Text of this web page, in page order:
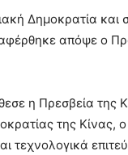
Δημοκρατία
απόψε ο
η Πρεσβεία της
της Κίνας,
τεχνολογικά